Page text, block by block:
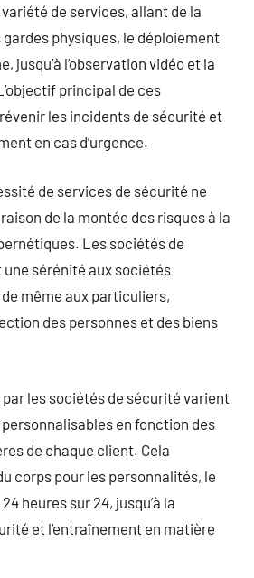
de services, allant de la
physiques, le déploiement
jusqu’à l’observation vidéo et la
principal de ces
les incidents de sécurité et
en cas d’urgence.
de services de sécurité ne
de la montée des risques à la
Les sociétés de
sérénité aux sociétés
même aux particuliers,
des personnes et des biens
les sociétés de sécurité varient
en fonction des
de chaque client. Cela
corps pour les personnalités, le
heures sur 24, jusqu’à la
et l’entraînement en matière